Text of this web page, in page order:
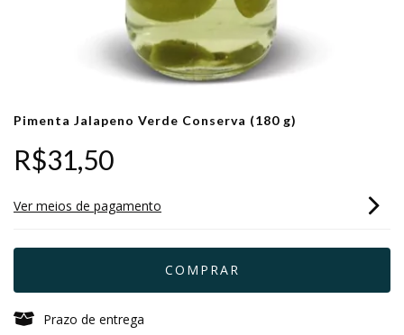
Pimenta Jalapeno Verde Conserva (180 g)
R$31,50
Ver meios de pagamento
Prazo de entrega